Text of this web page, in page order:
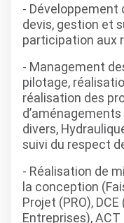
-
devis, gestion et
participation aux
- Management
pilotage,
réalisation des
divers,
suivi du respect
- Réalisation de
la conception
Projet (PRO),
Entreprises),